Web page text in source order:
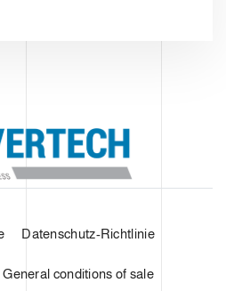
Datenschutz-Richtlinie
General conditions of sale